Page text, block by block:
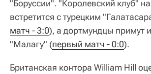
"Боруссии". "Королевский клуб"
встретится с турецким
матч - 3:0), а дортмундцы примут
"Малагу" (первый матч - 0:0).
Британская контора William Hill